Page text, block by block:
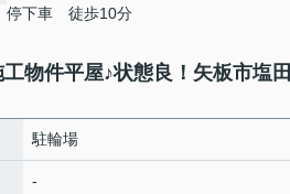
停下車 徒歩10分
物件平屋♪状態良！矢板市塩
駐輪場
-